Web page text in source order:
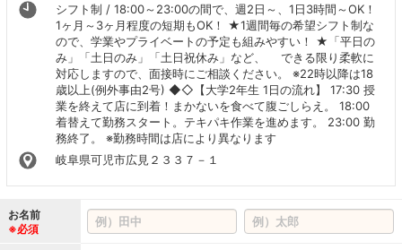
シフト制 / 18:00～23:00の間で、週2日～、1日3時間～OK！
1ヶ月～3ヶ月程度の短期もOK！ ★1週間毎の希望シフト制な
ので、学業やプライベートの予定も組みやすい！ ★「平日の
み」「土日のみ」「土日祝休み」など、 できる限り柔軟に
対応しますので、面接時にご相談ください。 ※22時以降は18
歳以上(例外事由2号) ◆◇【大学2年生 1日の流れ】 17:30 授
業を終えて店に到着！まかないを食べて腹ごしらえ。 18:00
着替えて勤務スタート。テキパキ作業を進めます。 23:00 勤
務終了。 ※勤務時間は店により異なります
岐阜県可児市広見２３３７－１
お名前
※必須